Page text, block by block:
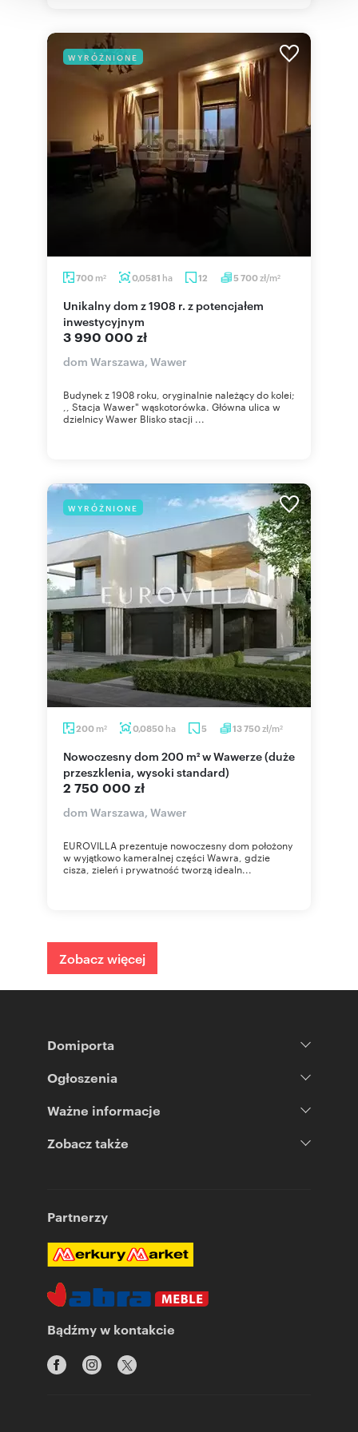
WYRÓŻNIONE
700 m2 0,0581 ha 12 5 700zł/m2
Unikalny dom z 1908 r. z potencjałem
inwestycyjnym
3 990 000 zł
dom Warszawa, Wawer
Budynek z 1908 roku, oryginalnie należący do kolei;
,, Stacja Wawer" wąskotorówka. Główna ulica w
dzielnicy Wawer Blisko stacji ...
WYRÓŻNIONE
200 m2 0,0850 ha 5 13 750zł/m2
Nowoczesny dom 200 m² w Wawerze (duże
przeszklenia, wysoki standard)
2 750 000 zł
dom Warszawa, Wawer
EUROVILLA prezentuje nowoczesny dom położony
w wyjątkowo kameralnej części Wawra, gdzie
cisza, zieleń i prywatność tworzą idealn...
Zobacz więcej
Domiporta
Ogłoszenia
Ważne informacje
Zobacz także
Partnerzy
Bądźmy w kontakcie